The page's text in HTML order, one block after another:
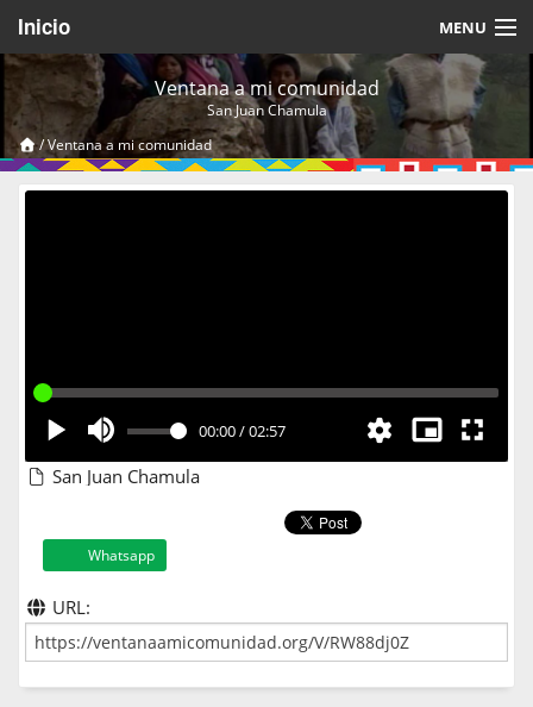
Inicio MENU
Acerca de
Videos Temáticos
Cerrar Sesión
Ventana a mi comunidad
San Juan Chamula
/Ventana a mi comunidad
00:00/02:57
San Juan Chamula
Whatsapp
URL: